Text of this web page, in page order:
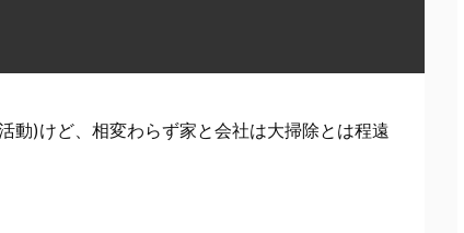
動)けど、相変わらず家と会社は大掃除とは程遠